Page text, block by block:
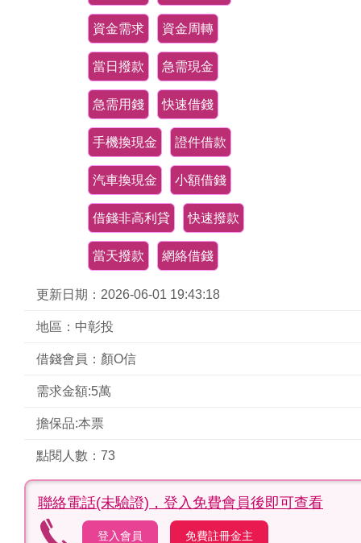
資金需求 資金周轉
當日撥款 急需現金
急需用錢 快速借錢
手機換現金 證件借款
汽車換現金 小額借錢
借錢非高利貸 快速撥款
當天撥款 網絡借錢
更新日期：2026-06-01 19:43:18
地區：中彰投
借錢會員：顏O信
需求金額:5萬
擔保品:本票
點閱人數：73
聯絡電話(未驗證)， 登入免費會員後即可查看
登入會員 免費註冊金主